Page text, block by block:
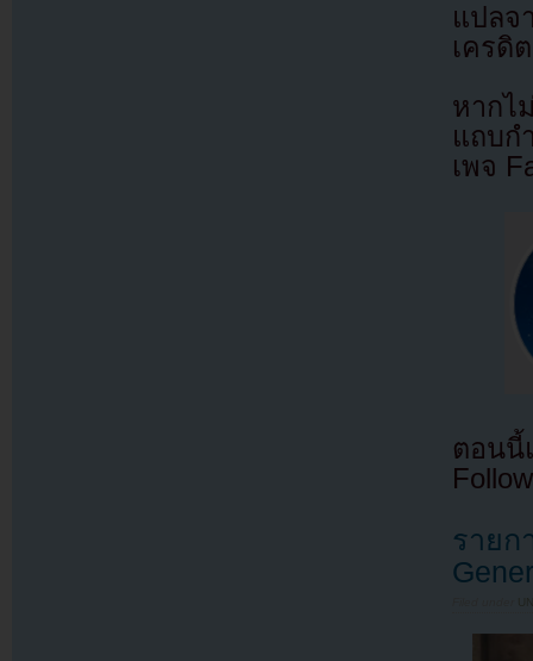
แปล
เครดิ
หากไ
แถบก
เพจ
ตอนนี้
รายก